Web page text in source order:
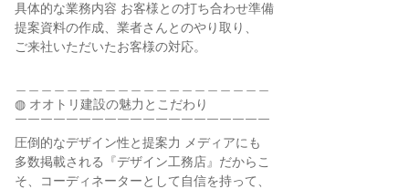
具体的な業務内容 お客様との打ち合わせ準備
提案資料の作成、業者さんとのやり取り、
ご来社いただいたお客様の対応。
◍ オオトリ建設の魅力とこだわり
￣￣￣￣￣￣￣￣￣￣￣￣￣￣￣￣￣￣￣￣
圧倒的なデザイン性と提案力 メディアにも
多数掲載される『デザイン工務店』だからこ
そ、コーディネーターとして自信を持って、